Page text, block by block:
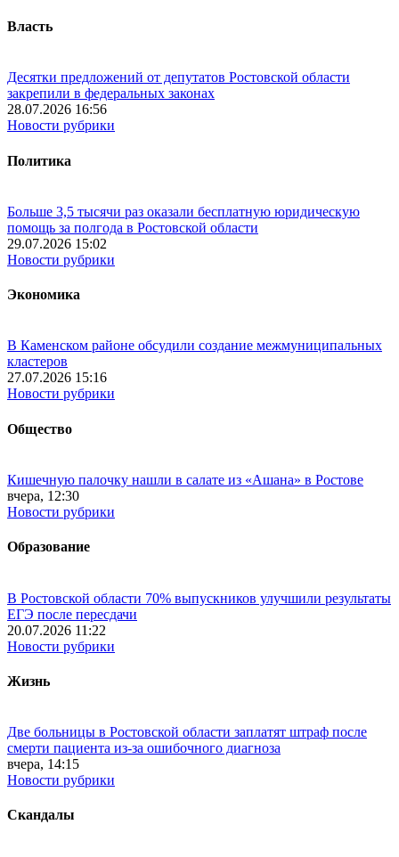
Власть
Десятки предложений от депутатов Ростовской области
закрепили в федеральных законах
28.07.2026 16:56
Новости рубрики
Политика
Больше 3,5 тысячи раз оказали бесплатную юридическую
помощь за полгода в Ростовской области
29.07.2026 15:02
Новости рубрики
Экономика
В Каменском районе обсудили создание межмуниципальных
кластеров
27.07.2026 15:16
Новости рубрики
Общество
Кишечную палочку нашли в салате из «Ашана» в Ростове
вчера, 12:30
Новости рубрики
Образование
В Ростовской области 70% выпускников улучшили результаты
ЕГЭ после пересдачи
20.07.2026 11:22
Новости рубрики
Жизнь
Две больницы в Ростовской области заплатят штраф после
смерти пациента из-за ошибочного диагноза
вчера, 14:15
Новости рубрики
Скандалы